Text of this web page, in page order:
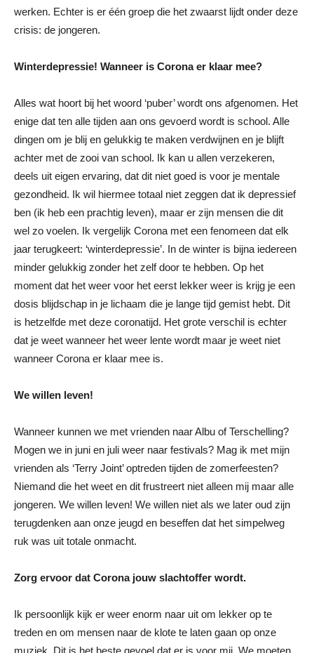
werken. Echter is er één groep die het zwaarst lijdt onder deze
crisis: de jongeren.
Winterdepressie! Wanneer is Corona er klaar mee?
Alles wat hoort bij het woord ‘puber’ wordt ons afgenomen. Het
enige dat ten alle tijden aan ons gevoerd wordt is school. Alle
dingen om je blij en gelukkig te maken verdwijnen en je blijft
achter met de zooi van school. Ik kan u allen verzekeren,
deels uit eigen ervaring, dat dit niet goed is voor je mentale
gezondheid. Ik wil hiermee totaal niet zeggen dat ik depressief
ben (ik heb een prachtig leven), maar er zijn mensen die dit
wel zo voelen. Ik vergelijk Corona met een fenomeen dat elk
jaar terugkeert: ‘winterdepressie’. In de winter is bijna iedereen
minder gelukkig zonder het zelf door te hebben. Op het
moment dat het weer voor het eerst lekker weer is krijg je een
dosis blijdschap in je lichaam die je lange tijd gemist hebt. Dit
is hetzelfde met deze coronatijd. Het grote verschil is echter
dat je weet wanneer het weer lente wordt maar je weet niet
wanneer Corona er klaar mee is.
We willen leven!
Wanneer kunnen we met vrienden naar Albu of Terschelling?
Mogen we in juni en juli weer naar festivals? Mag ik met mijn
vrienden als ‘Terry Joint’ optreden tijden de zomerfeesten?
Niemand die het weet en dit frustreert niet alleen mij maar alle
jongeren. We willen leven! We willen niet als we later oud zijn
terugdenken aan onze jeugd en beseffen dat het simpelweg
ruk was uit totale onmacht.
Zorg ervoor dat Corona jouw slachtoffer wordt.
Ik persoonlijk kijk er weer enorm naar uit om lekker op te
treden en om mensen naar de klote te laten gaan op onze
muziek. Dit is het beste gevoel dat er is voor mij. We moeten